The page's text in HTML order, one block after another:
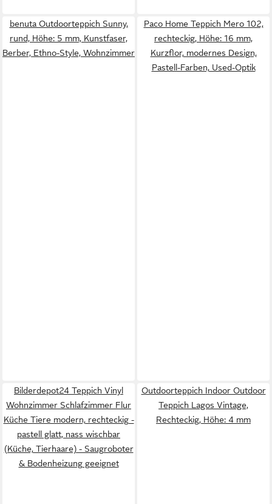
benuta Outdoorteppich Sunny,
rund, Höhe: 5 mm, Kunstfaser,
Berber, Ethno-Style, Wohnzimmer
Paco Home Teppich Mero 102,
rechteckig, Höhe: 16 mm,
Kurzflor, modernes Design,
Pastell-Farben, Used-Optik
Bilderdepot24 Teppich Vinyl
Wohnzimmer Schlafzimmer Flur
Küche Tiere modern, rechteckig -
pastell glatt, nass wischbar
(Küche, Tierhaare) - Saugroboter
& Bodenheizung geeignet
Outdoorteppich Indoor Outdoor
Teppich Lagos Vintage,
Rechteckig, Höhe: 4 mm